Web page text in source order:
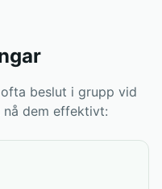
beslut i grupp vid
dem effektivt: